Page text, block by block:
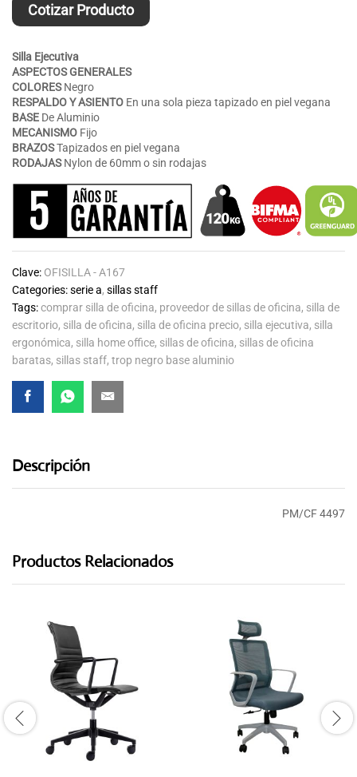
Cotizar Producto
Silla Ejecutiva
ASPECTOS GENERALES
COLORESNegro
RESPALDO YASIENTO En una sola pieza tapizado en piel vegana
BASE De Aluminio
MECANISMO Fijo
BRAZOSTapizados en piel vegana
RODAJASNylon de 60mm o sin rodajas
Clave: OFISILLA - A167
Categories:serie a, sillas staff
Tags:comprar silla de oficina, proveedor de sillas de oficina, silla de
escritorio, silla de oficina, silla de oficina precio, silla ejecutiva, silla
ergonómica, silla home office, sillas de oficina, sillas de oficina
baratas, sillas staff, trop negro base aluminio
Descripción
PM/CF 4497
Productos Relacionados